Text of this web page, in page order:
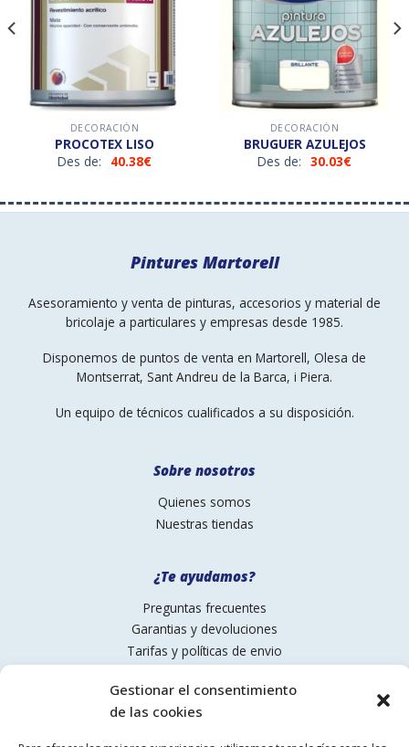
Gestionar el consentimiento
de las cookies
Añadir
a la
lista de
deseos
DECORACIÓN
PROCOTEX LISO
Des de:
40.38€
a la
lista de
deseos
DECORACIÓN
BRUGUER AZULEJOS
Des de: 30.03€
Pintures Martorell
Asesoramiento y venta de pinturas, accesorios y material de
bricolaje a particulares y empresas desde 1985.
Disponemos de puntos de venta en Martorell, Olesa de
Montserrat, Sant Andreu de la Barca, i Piera.
Un equipo de técnicos cualificados a su disposición.
Sobre nosotros
Quienes somos
Nuestras tiendas
¿Te ayudamos?
Preguntas frecuentes
Garantias y devoluciones
Tarifas y políticas de envio